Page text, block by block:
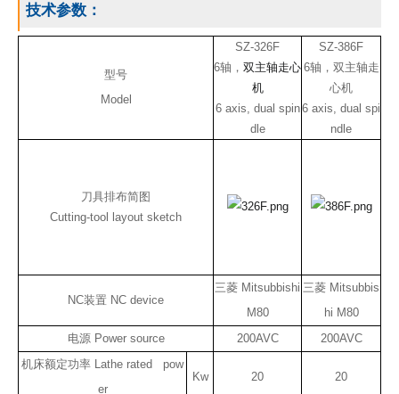
技术参数：
型号
Model
SZ-326F
6轴， 双主轴走心
机
6 axis, dual spin
dle
SZ-386F
6轴，双主轴走
心机
6 axis, dual spi
ndle
刀具排布简图
Cutting-tool layout sketch
NC装置 NC device
三菱 Mitsubbishi
M80
三菱 Mitsubbis
hi M80
电源 Power source
200AVC
200AVC
机床额定功率 Lathe rated pow
er
Kw 20 20